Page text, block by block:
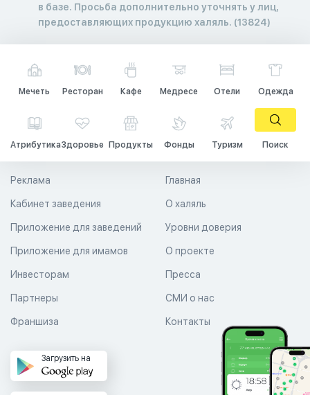
в базе. Просьба дополнительно уточнять у лиц,
предоставляющих продукцию халяль. (13824)
Мечеть Ресторан Кафе Медресе Отели Одежда
АтрибутикаЗдоровье Продукты Фонды Туризм Поиск
Главная
О халяль
Уровни доверия
Реклама
Кабинет заведения
Приложение для заведений
Приложение для имамов О проекте
Пресса
СМИ о нас
Контакты
Инвесторам
Партнеры
Франшиза
Загрузить на